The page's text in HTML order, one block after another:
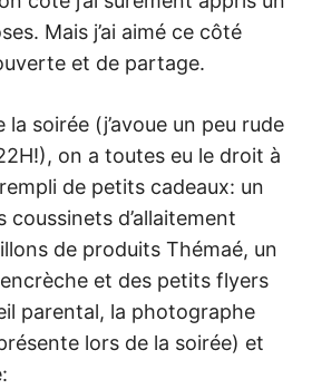
Mais j’ai aimé ce côté
et de partage.
la soirée (j’avoue un peu rude
on a toutes eu le droit à
de petits cadeaux: un
coussinets d’allaitement
de produits Thémaé, un
et des petits flyers
parental, la photographe
lors de la soirée) et